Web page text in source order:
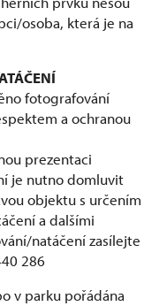
osoba, která je na
fotografování
a ochranou
prezentaci
je nutno domluvit
objektu s určením
a dalšími
natáčení zasílejte
286
v parku pořádána